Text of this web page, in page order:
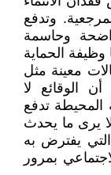
وتدفع
وحاسمة
الحماية
معينة مثل
الوقائع لا
المحيطة تدفع
يرى ما يحدث
يفترض به
بمرور